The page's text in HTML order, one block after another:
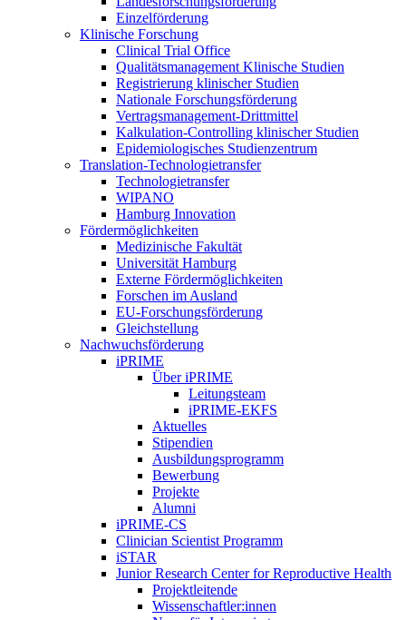
Einzelförderung
Klinische Forschung
Clinical Trial Office
Qualitätsmanagement Klinische Studien
Registrierung klinischer Studien
Nationale Forschungsförderung
Vertragsmanagement-Drittmittel
Kalkulation-Controlling klinischer Studien
Epidemiologisches Studienzentrum
Translation-Technologietransfer
Technologietransfer
WIPANO
Hamburg Innovation
Fördermöglichkeiten
Medizinische Fakultät
Universität Hamburg
Externe Fördermöglichkeiten
Forschen im Ausland
EU-Forschungsförderung
Gleichstellung
Nachwuchsförderung
iPRIME
Über iPRIME
Leitungsteam
iPRIME-EKFS
Aktuelles
Stipendien
Ausbildungsprogramm
Bewerbung
Projekte
Alumni
iPRIME-CS
Clinician Scientist Programm
iSTAR
Junior Research Center for Reproductive Health
Projektleitende
Wissenschaftler:innen